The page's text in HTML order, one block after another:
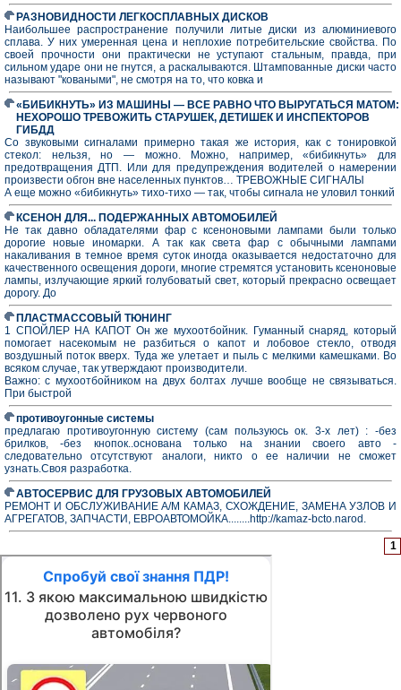
РАЗНОВИДНОСТИ ЛЕГКОСПЛАВНЫХ ДИСКОВ
Наибольшее распространение получили литые диски из алюминиевого
сплава. У них умеренная цена и неплохие потребительские свойства. По
своей прочности они практически не уступают стальным, правда, при
сильном ударе они не гнутся, а раскалываются. Штампованные диски часто
называют "коваными", не смотря на то, что ковка и
«БИБИКНУТЬ» ИЗ МАШИНЫ — ВСЕ РАВНО ЧТО ВЫРУГАТЬСЯ МАТОМ:
НЕХОРОШО ТРЕВОЖИТЬ СТАРУШЕК, ДЕТИШЕК И ИНСПЕКТОРОВ
ГИБДД
Со звуковыми сигналами примерно такая же история, как с тонировкой
стекол: нельзя, но — можно. Можно, например, «бибикнуть» для
предотвращения ДТП. Или для предупреждения водителей о намерении
произвести обгон вне населенных пунктов… ТРЕВОЖНЫЕ СИГНАЛЫ
А еще можно «бибикнуть» тихо-тихо — так, чтобы сигнала не уловил тонкий
КСЕНОН ДЛЯ... ПОДЕРЖАННЫХ АВТОМОБИЛЕЙ
Не так давно обладателями фар с ксеноновыми лампами были только
дорогие новые иномарки. А так как света фар с обычными лампами
накаливания в темное время суток иногда оказывается недостаточно для
качественного освещения дороги, многие стремятся установить ксеноновые
лампы, излучающие яркий голубоватый свет, который прекрасно освещает
дорогу. До
ПЛАСТМАССОВЫЙ ТЮНИНГ
1 СПОЙЛЕР НА КАПОТ Он же мухоотбойник. Гуманный снаряд, который
помогает насекомым не разбиться о капот и лобовое стекло, отводя
воздушный поток вверх. Туда же улетает и пыль с мелкими камешками. Во
всяком случае, так утверждают производители.
Важно: с мухоотбойником на двух болтах лучше вообще не связываться.
При быстрой
противоугонные системы
предлагаю противоугонную систему (сам пользуюсь ок. 3-х лет) : -без
брилков, -без кнопок..основана только на знании своего авто -
следовательно отсутствуют аналоги, никто о ее наличии не сможет
узнать.Своя разработка.
АВТОСЕРВИС ДЛЯ ГРУЗОВЫХ АВТОМОБИЛЕЙ
РЕМОНТ И ОБСЛУЖИВАНИЕ А/М КАМАЗ, СХОЖДЕНИЕ, ЗАМЕНА УЗЛОВ И
АГРЕГАТОВ, ЗАПЧАСТИ, ЕВРОАВТОМОЙКА........http://kamaz-bcto.narod.
1